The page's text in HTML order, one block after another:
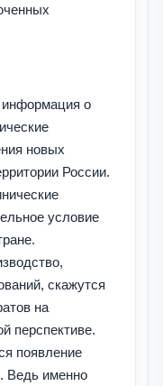
о
новых
России.
условие
скажутся
на
перспективе.
появление
Ведь именно